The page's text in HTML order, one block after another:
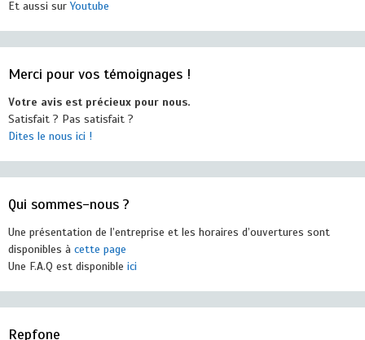
Et aussi surYoutube
Merci pour vos témoignages !
Votre avis est précieux pour nous.
Satisfait ? Pas satisfait ?
Dites le nous ici !
Qui sommes-nous ?
Une présentation de l’entreprise et les horaires d’ouvertures sont
disponibles à cette page
Une F.A.Q est disponible ici
Repfone